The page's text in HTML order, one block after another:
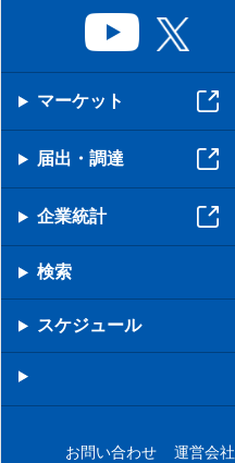
マーケット
届出・調達
企業統計
検索
スケジュール
お問い合わせ 運営会